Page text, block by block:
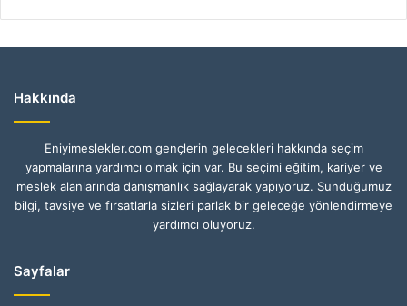
Hakkında
Eniyimeslekler.com gençlerin gelecekleri hakkında seçim
yapmalarına yardımcı olmak için var. Bu seçimi eğitim, kariyer ve
meslek alanlarında danışmanlık sağlayarak yapıyoruz. Sunduğumuz
bilgi, tavsiye ve fırsatlarla sizleri parlak bir geleceğe yönlendirmeye
yardımcı oluyoruz.
Sayfalar